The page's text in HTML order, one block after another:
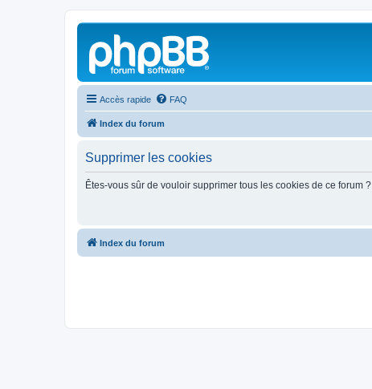
Accès rapide FAQ
Index du forum
Supprimer les cookies
Êtes-vous sûr de vouloir supprimer tous les cookies de ce forum ?
Index du forum